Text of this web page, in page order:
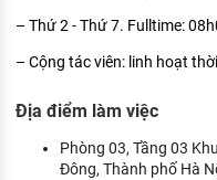
– Thứ 2 - Thứ 7. Fulltime:
– Cộng tác viên: linh hoạt
Địa điểm làm việc
Phòng 03, Tầng 03
Đông, Thành phố Hà